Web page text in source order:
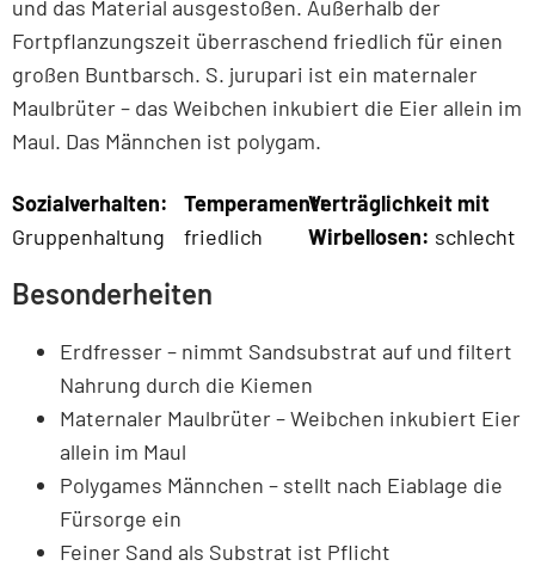
und das Material ausgestoßen. Außerhalb der
Fortpflanzungszeit überraschend friedlich für einen
großen Buntbarsch. S. jurupari ist ein maternaler
Maulbrüter – das Weibchen inkubiert die Eier allein im
Maul. Das Männchen ist polygam.
Sozialverhalten:
Gruppenhaltung
Temperament:
friedlich
Verträglichkeit mit
Wirbellosen: schlecht
Besonderheiten
Erdfresser – nimmt Sandsubstrat auf und filtert
Nahrung durch die Kiemen
Maternaler Maulbrüter – Weibchen inkubiert Eier
allein im Maul
Polygames Männchen – stellt nach Eiablage die
Fürsorge ein
Feiner Sand als Substrat ist Pflicht